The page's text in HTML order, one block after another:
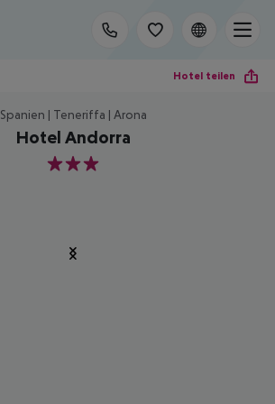
Hotel teilen
Spanien | Teneriffa | Arona
Hotel Andorra
3